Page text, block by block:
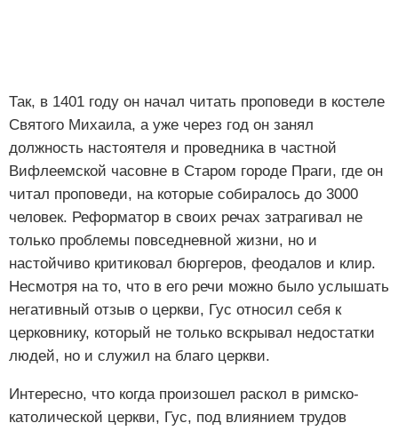
Так, в 1401 году он начал читать проповеди в костеле
Святого Михаила, а уже через год он занял
должность настоятеля и проведника в частной
Вифлеемской часовне в Старом городе Праги, где он
читал проповеди, на которые собиралось до 3000
человек. Реформатор в своих речах затрагивал не
только проблемы повседневной жизни, но и
настойчиво критиковал бюргеров, феодалов и клир.
Несмотря на то, что в его речи можно было услышать
негативный отзыв о церкви, Гус относил себя к
церковнику, который не только вскрывал недостатки
людей, но и служил на благо церкви.
Интересно, что когда произошел раскол в римско-
католической церкви, Гус, под влиянием трудов